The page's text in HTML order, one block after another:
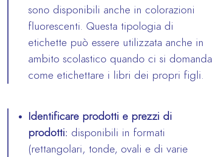
sono disponibili anche in colorazioni
fluorescenti. Questa tipologia di
etichette può essere utilizzata anche in
ambito scolastico quando ci si domanda
come etichettare i libri dei propri figli.
Identificare prodotti e prezzi di
prodotti: disponibili in formati
(rettangolari, tonde, ovali e di varie